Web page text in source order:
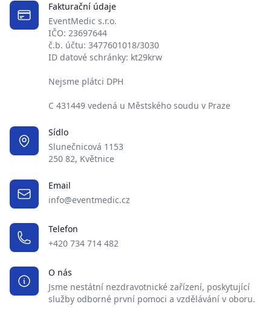
Fakturační údaje
EventMedic s.r.o.
IČO: 23697644
č.b. účtu: 3477601018/3030
ID datové schránky: kt29krw
Nejsme plátci DPH
C 431449 vedená u Městského soudu v Praze
Sídlo
Slunečnicová 1153
250 82, Květnice
Email
info@eventmedic.cz
Telefon
+420 734 714 482
O nás
Jsme nestátní nezdravotnické zařízení, poskytující
služby odborné první pomoci a vzdělávání v oboru.